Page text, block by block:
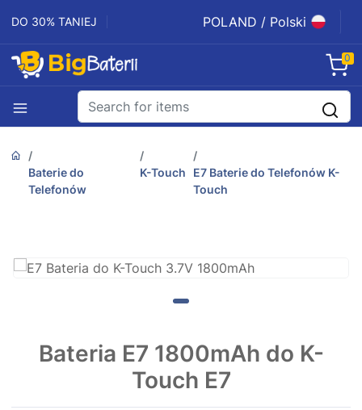
DO 30% TANIEJ POLAND / Polski
0
Baterie do
Telefonów
K-Touch
E7 Baterie do Telefonów K-
Touch
Bateria E7 1800mAh do K-
Touch E7